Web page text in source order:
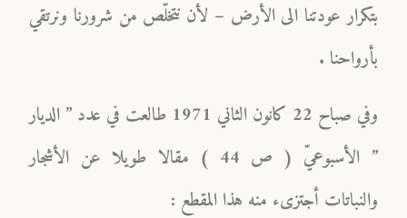
بتكرار عودتنا الى الأرض – لأن نتخلّص من شرورنا ونرتقي
بأرواحنا .
وفي صباح 22 كانون الثاني 1971 طالعت في عدد ” الديار
” الأسبوعيّ ( ص 44 ) مقالا طويلا عن الأشجار
والنباتات أجتزىء منه هذا المقطع :